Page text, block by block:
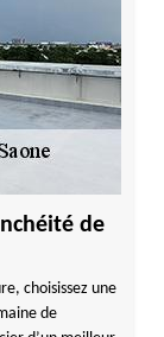
de
choisissez une
de